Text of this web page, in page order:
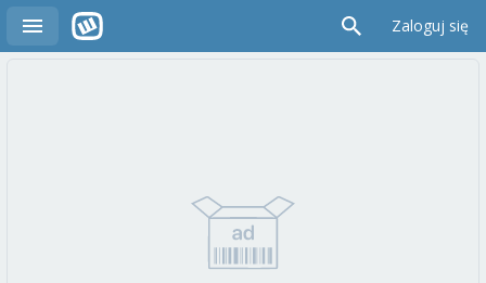
Zaloguj się